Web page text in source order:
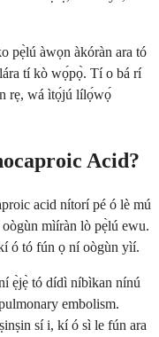
pẹ̀lú àwọn àkóràn ara tó
tí kò wọ́pọ̀. Tí o bá rí
rẹ, wá ìtọ́jú lílọ́wọ́
Acid?
acid nítorí pé ó lè mú
mìíràn lò pẹ̀lú ewu.
ó tó fún ọ ní oògùn yìí.
ẹ̀jẹ̀ tó dídì níbìkan nínú
embolism.
sí i, kí ó sì le fún ara